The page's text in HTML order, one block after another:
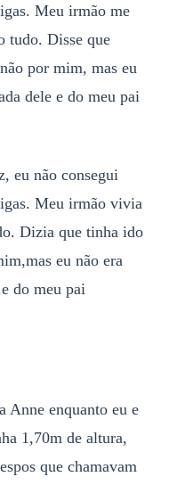
Meu irmão me
tudo. Disse que
por mim, mas eu
dele e do meu pai
eu não consegui
Meu irmão vivia
Dizia que tinha ido
eu não era
do meu pai
Anne enquanto eu e
1,70m de altura,
que chamavam